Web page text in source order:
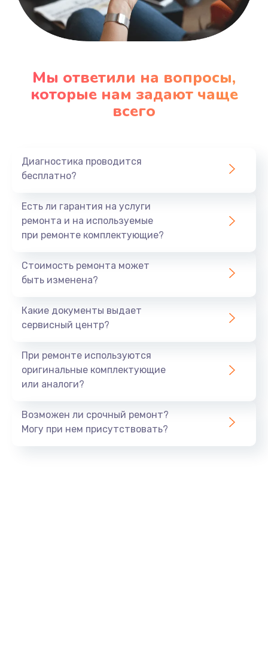
Мы ответили на вопросы,
которые нам задают чаще
всего
Диагностика проводится
бесплатно?
Есть ли гарантия на услуги
ремонта и на используемые
при ремонте комплектующие?
Стоимость ремонта может
быть изменена?
Какие документы выдает
сервисный центр?
При ремонте используются
оригинальные комплектующие
или аналоги?
Возможен ли срочный ремонт?
Могу при нем присутствовать?